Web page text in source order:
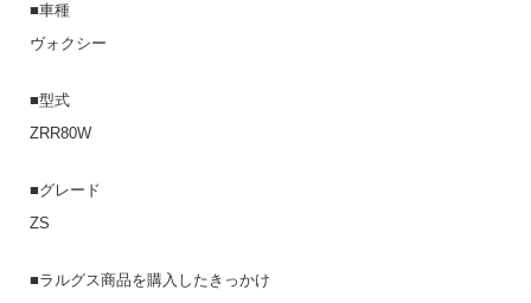
■車種
ヴォクシー
■型式
ZRR80W
■グレード
ZS
■ラルグス商品を購入したきっかけ